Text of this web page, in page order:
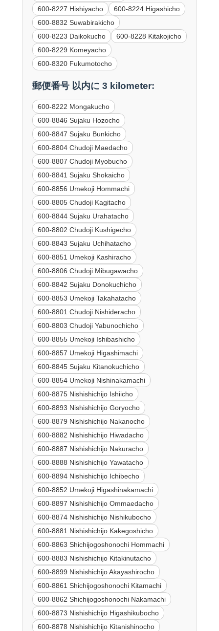
600-8227 Hishiyacho
600-8224 Higashicho
600-8832 Suwabirakicho
600-8223 Daikokucho
600-8228 Kitakojicho
600-8229 Komeyacho
600-8320 Fukumotocho
郵便番号 以内に 3 kilometer:
600-8222 Mongakucho
600-8846 Sujaku Hozocho
600-8847 Sujaku Bunkicho
600-8804 Chudoji Maedacho
600-8807 Chudoji Myobucho
600-8841 Sujaku Shokaicho
600-8856 Umekoji Hommachi
600-8805 Chudoji Kagitacho
600-8844 Sujaku Urahatacho
600-8802 Chudoji Kushigecho
600-8843 Sujaku Uchihatacho
600-8851 Umekoji Kashiracho
600-8806 Chudoji Mibugawacho
600-8842 Sujaku Donokuchicho
600-8853 Umekoji Takahatacho
600-8801 Chudoji Nishideracho
600-8803 Chudoji Yabunochicho
600-8855 Umekoji Ishibashicho
600-8857 Umekoji Higashimachi
600-8845 Sujaku Kitanokuchicho
600-8854 Umekoji Nishinakamachi
600-8875 Nishishichijo Ishiicho
600-8893 Nishishichijo Goryocho
600-8879 Nishishichijo Nakanocho
600-8882 Nishishichijo Hiwadacho
600-8887 Nishishichijo Nakuracho
600-8888 Nishishichijo Yawatacho
600-8894 Nishishichijo Ichibecho
600-8852 Umekoji Higashinakamachi
600-8897 Nishishichijo Ommaedacho
600-8874 Nishishichijo Nishikubocho
600-8881 Nishishichijo Kakegoshicho
600-8863 Shichijogoshonochi Hommachi
600-8883 Nishishichijo Kitakinutacho
600-8899 Nishishichijo Akayashirocho
600-8861 Shichijogoshonochi Kitamachi
600-8862 Shichijogoshonochi Nakamachi
600-8873 Nishishichijo Higashikubocho
600-8878 Nishishichijo Kitanishinocho